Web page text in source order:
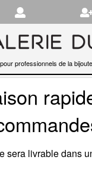
professionnels de la
sera livrable dans
matière de cookies